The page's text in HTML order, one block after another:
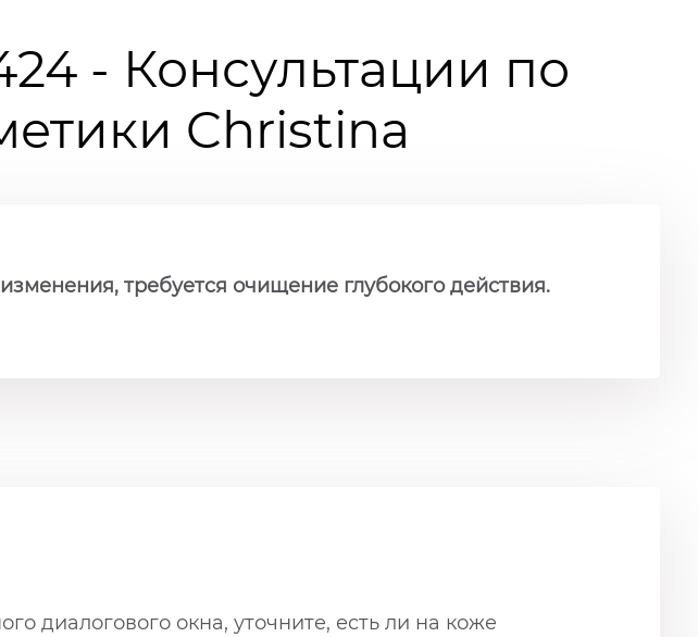
- Консультации по
Christina
требуется очищение глубокого действия.
диалогового окна, уточните, есть ли на коже